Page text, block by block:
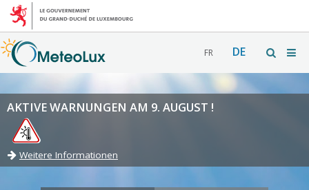
FR DE
AKTIVE WARNUNGEN AM 9. AUGUST !
Weitere Informationen